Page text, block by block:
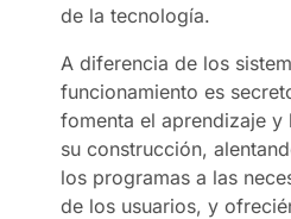
de la tecnología.
A diferencia de los
funcionamiento es
fomenta el aprendizaje
su construcción,
los programas a las
de los usuarios, y